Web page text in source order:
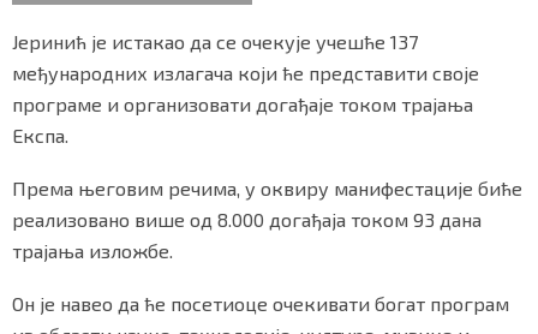
Јеринић је истакао да се очекује учешће 137
међународних излагача који ће представити своје
програме и организовати догађаје током трајања
Експа.
Према његовим речима, у оквиру манифестације биће
реализовано више од 8.000 догађаја током 93 дана
трајања изложбе.
Он је навео да ће посетиоце очекивати богат програм
СВЕТ
ЖИВОТ И СТИЛ
СПОРТ